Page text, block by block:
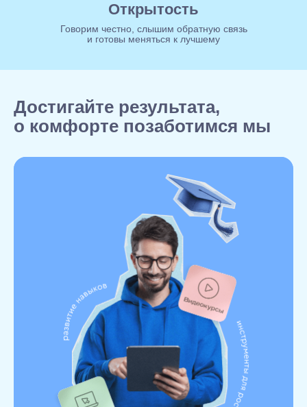
Открытость
Говорим честно, слышим обратную связь
и готовы меняться к лучшему
Достигайте результата,
о комфорте позаботимся мы